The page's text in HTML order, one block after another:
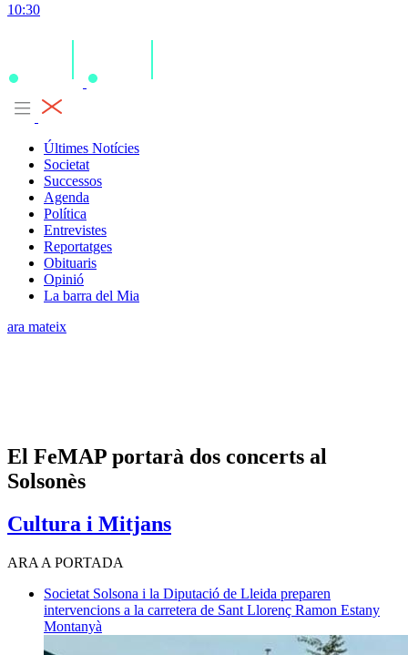
10:30
Últimes Notícies
Societat
Successos
Agenda
Política
Entrevistes
Reportatges
Obituaris
Opinió
La barra del Mia
ara mateix
El FeMAP portarà dos concerts al
Solsonès
Cultura i Mitjans
ARA A PORTADA
Societat Solsona i la Diputació de Lleida preparen
intervencions a la carretera de Sant Llorenç Ramon Estany
Montanyà